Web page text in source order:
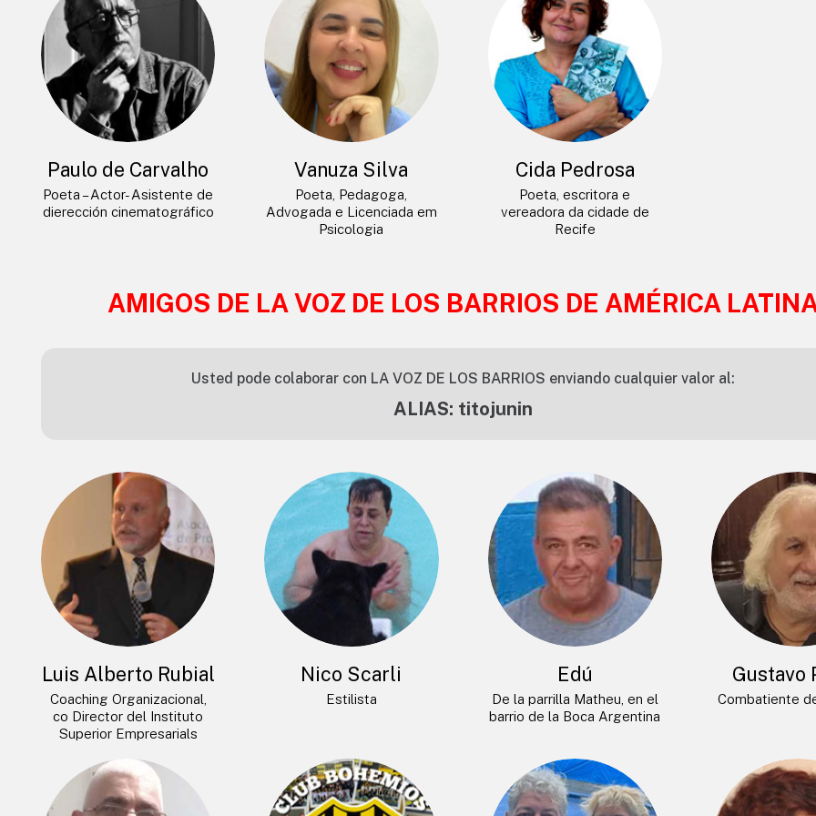
Paulo de Carvalho
Poeta – Actor- Asistente de
dierección cinematográfico
Vanuza Silva
Poeta, Pedagoga,
Advogada e Licenciada em
Psicologia
Cida Pedrosa
Poeta, escritora e
vereadora da cidade de
Recife
AMIGOS DE LA VOZ DE LOS BARRIOS DE AMÉRICA
Usted pode colaborar con LA VOZ DE LOS BARRIOS enviando cualquier valor al:
ALIAS: titojunin
Luis Alberto Rubial
Coaching Organizacional,
co Director del Instituto
Superior Empresarials
Nico Scarli
Estilista
Edú
De la parrilla Matheu, en el
barrio de la Boca Argentina
Gustavo
Combatiente